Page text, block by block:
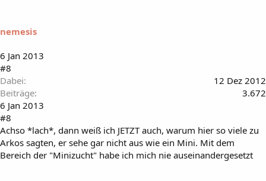
nemesis
6 Jan 2013
#8
Dabei
12 Dez 2012
Beiträge
3.672
6 Jan 2013
#8
Achso *lach*, dann weiß ich JETZT auch, warum hier so viele zu
Arkos sagten, er sehe gar nicht aus wie ein Mini. Mit dem
Bereich der "Minizucht" habe ich mich nie auseinandergesetzt